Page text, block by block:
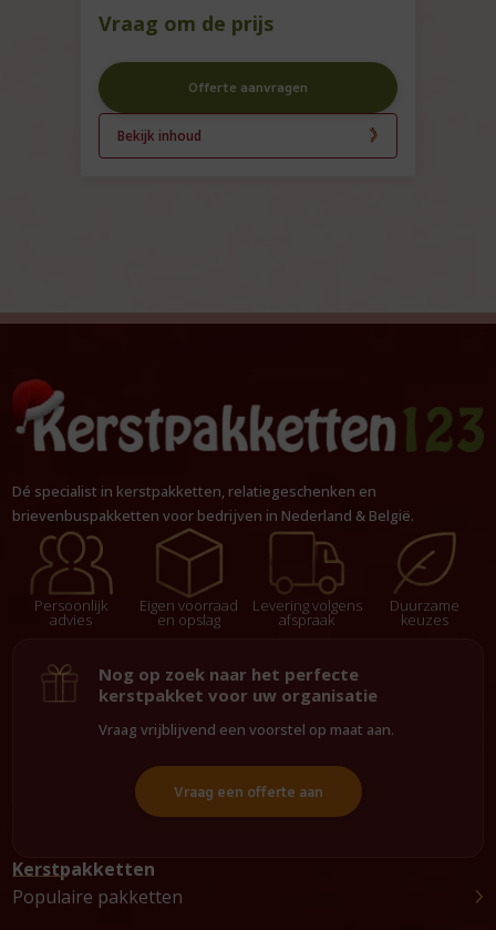
Vraag om de prijs
Offerte aanvragen
Bekijk inhoud
Dé specialist in kerstpakketten, relatiegeschenken en
brievenbuspakketten voor bedrijven in Nederland & België.
Persoonlijk
advies
Eigen voorraad
en opslag
Levering volgens
afspraak
Duurzame
keuzes
Nog op zoek naar het perfecte
kerstpakket voor uw organisatie
Vraag vrijblijvend een voorstel op maat aan.
Vraag een offerte aan
Kerstpakketten
Populaire pakketten